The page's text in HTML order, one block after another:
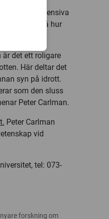
mindre intensiva
synen på hur
det ett roligare
Här deltar det
syn på idrott.
som den sluss
Peter Carlman.
Peter Carlman
vid
tel: 073-
forskning om